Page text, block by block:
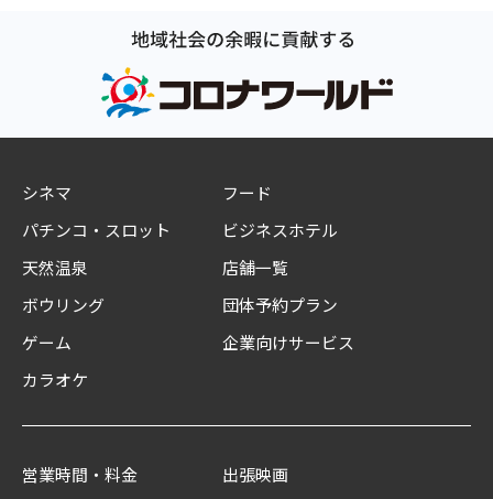
シネマ
パチンコ・スロット
天然温泉
ボウリング
ゲーム
カラオケ
フード
ビジネスホテル
店舗一覧
団体予約プラン
企業向けサービス
営業時間・料金 出張映画